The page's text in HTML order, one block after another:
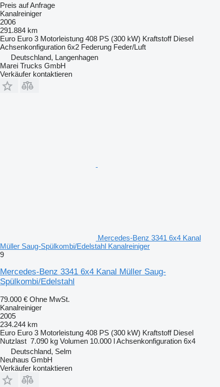
Preis auf Anfrage
Kanalreiniger
2006
291.884 km
Euro Euro 3 Motorleistung 408 PS (300 kW) Kraftstoff Diesel
Achsenkonfiguration 6x2 Federung Feder/Luft
Deutschland, Langenhagen
Marei Trucks GmbH
Verkäufer kontaktieren
Mercedes-Benz 3341 6x4 Kanal
Müller Saug-Spülkombi/Edelstahl Kanalreiniger
9
Mercedes-Benz 3341 6x4 Kanal Müller Saug-
Spülkombi/Edelstahl
79.000 € Ohne MwSt.
Kanalreiniger
2005
234.244 km
Euro Euro 3 Motorleistung 408 PS (300 kW) Kraftstoff Diesel
Nutzlast 7.090 kg Volumen 10.000 lAchsenkonfiguration 6x4
Deutschland, Selm
Neuhaus GmbH
Verkäufer kontaktieren